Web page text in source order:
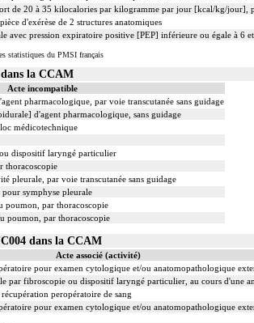
de 20 à 35 kilocalories par kilogramme par jour [kcal/kg/jour],
d'exérèse de 2 structures anatomiques
avec pression expiratoire positive [PEP] inférieure ou égale à 6
statistiques du PMSI français
la CCAM
Acte incompatible
pharmacologique, par voie transcutanée sans guidage
d'agent pharmacologique, sans guidage
médicotechnique
dispositif laryngé particulier
thoracoscopie
pleurale, par voie transcutanée sans guidage
symphyse pleurale
poumon, par thoracoscopie
poumon, par thoracoscopie
dans la CCAM
Acte associé (activité)
pour examen cytologique et/ou anatomopathologique
par fibroscopie ou dispositif laryngé particulier, au cours d'une
peropératoire de sang
pour examen cytologique et/ou anatomopathologique